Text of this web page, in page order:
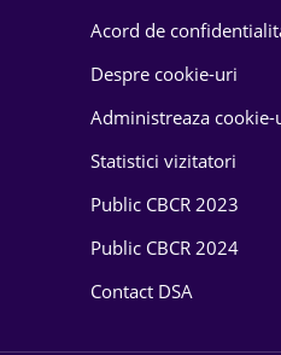
Acord de
Despre cookie-uri
Administreaza cookie-
Statistici vizitatori
Public CBCR 2023
Public CBCR 2024
Contact DSA